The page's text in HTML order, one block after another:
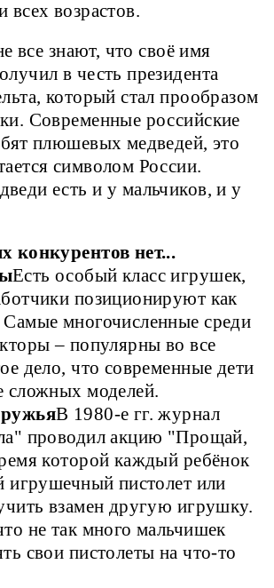
всех возрастов.
все знают, что своё имя
в честь президента
который стал прообразом
Современные российские
плюшевых медведей, это
символом России.
есть и у мальчиков, и у
конкурентов нет...
Есть особый класс игрушек,
позиционируют как
многочисленные среди
– популярны во все
дело, что современные дети
сложных моделей.
В 1980-е гг. журнал
проводил акцию "Прощай,
которой каждый ребёнок
игрушечный пистолет или
взамен другую игрушку.
не так много мальчишек
свои пистолеты на что-то